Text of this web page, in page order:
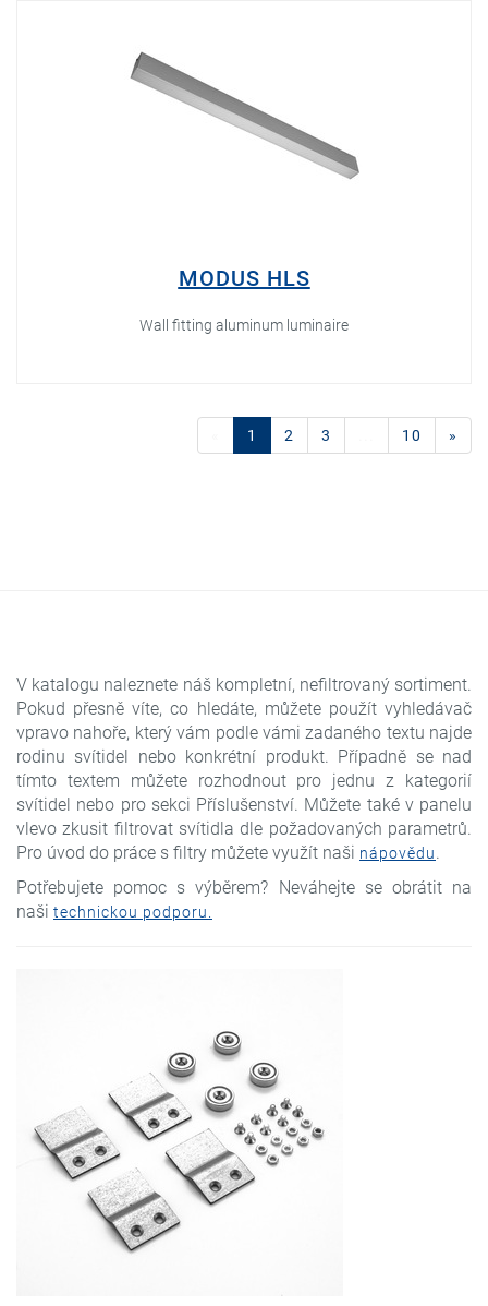
MODUS HLS
Wall fitting aluminum luminaire
1 (current)
2 3 10 »
V katalogu naleznete náš kompletní, nefiltrovaný sortiment.
Pokud přesně víte, co hledáte, můžete použít vyhledávač
vpravo nahoře, který vám podle vámi zadaného textu najde
rodinu svítidel nebo konkrétní produkt. Případně se nad
tímto textem můžete rozhodnout pro jednu z kategorií
svítidel nebo pro sekci Příslušenství. Můžete také v panelu
vlevo zkusit filtrovat svítidla dle požadovaných parametrů.
Pro úvod do práce s filtry můžete využít naši nápovědu.
Potřebujete pomoc s výběrem? Neváhejte se obrátit na
naši technickou podporu.